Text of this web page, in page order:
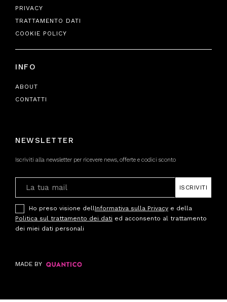
PRIVACY
TRATTAMENTO DATI
COOKIE POLICY
INFO
ABOUT
CONTATTI
NEWSLETTER
Iscriviti alla newsletter per ricevere news, offerte e codici sconto
ISCRIVITI
Ho preso visione dellInformativa sulla Privacy e della
Politica sul trattamento dei dati ed acconsento al trattamento
dei miei dati personali
MADE BY